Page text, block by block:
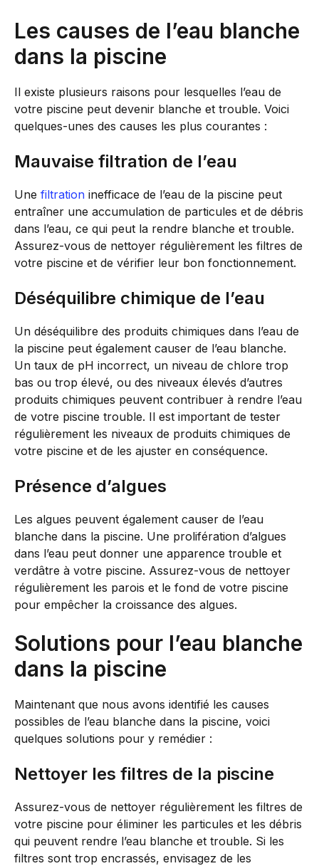
Les causes de l’eau blanche
dans la piscine
Il existe plusieurs raisons pour lesquelles l’eau de
votre piscine peut devenir blanche et trouble. Voici
quelques-unes des causes les plus courantes :
Mauvaise filtration de l’eau
Une filtration inefficace de l’eau de la piscine peut
entraîner une accumulation de particules et de débris
dans l’eau, ce qui peut la rendre blanche et trouble.
Assurez-vous de nettoyer régulièrement les filtres de
votre piscine et de vérifier leur bon fonctionnement.
Déséquilibre chimique de l’eau
Un déséquilibre des produits chimiques dans l’eau de
la piscine peut également causer de l’eau blanche.
Un taux de pH incorrect, un niveau de chlore trop
bas ou trop élevé, ou des niveaux élevés d’autres
produits chimiques peuvent contribuer à rendre l’eau
de votre piscine trouble. Il est important de tester
régulièrement les niveaux de produits chimiques de
votre piscine et de les ajuster en conséquence.
Présence d’algues
Les algues peuvent également causer de l’eau
blanche dans la piscine. Une prolifération d’algues
dans l’eau peut donner une apparence trouble et
verdâtre à votre piscine. Assurez-vous de nettoyer
régulièrement les parois et le fond de votre piscine
pour empêcher la croissance des algues.
Solutions pour l’eau blanche
dans la piscine
Maintenant que nous avons identifié les causes
possibles de l’eau blanche dans la piscine, voici
quelques solutions pour y remédier :
Nettoyer les filtres de la piscine
Assurez-vous de nettoyer régulièrement les filtres de
votre piscine pour éliminer les particules et les débris
qui peuvent rendre l’eau blanche et trouble. Si les
filtres sont trop encrassés, envisagez de les